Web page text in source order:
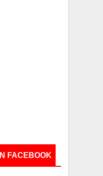
FACEBOOK